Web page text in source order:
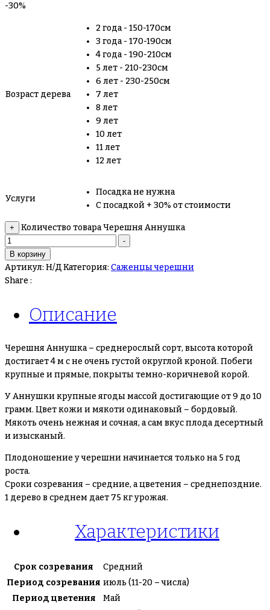
-30%
Возраст дерева
2 года - 150-170см
3 года - 170-190см
4 года - 190-210см
5 лет - 210-230см
6 лет - 230-250см
7 лет
8 лет
9 лет
10 лет
11 лет
12 лет
Услуги
Посадка не нужна
С посадкой + 30% от стоимости
+ Количество товара Черешня Аннушка
-
В корзину
Артикул: Н/ДКатегория: Саженцы черешни
Share :
Описание
Черешня Аннушка – среднерослый сорт, высота которой
достигает 4 м с не очень густой округлой кроной. Побеги
крупные и прямые, покрыты темно-коричневой корой.
У Аннушки крупные ягоды массой достигающие от 9 до 10
грамм. Цвет кожи и мякоти одинаковый – бордовый.
Мякоть очень нежная и сочная, а сам вкус плода десертный
и изысканый.
Плодоношение у черешни начинается только на 5 год
роста.
Сроки созревания – средние, а цветения – среднепоздние.
1 дерево в среднем дает 75 кг урожая.
Характеристики
Срок созревания
Средний
Период созревания июль (11-20 – числа)
Период цветения
Май